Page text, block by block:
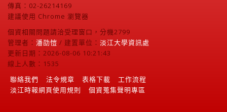
傳真：02-26214169
建議使用 Chrome 瀏覽器
個資相關問題請洽受理窗口，分機2799
管理者： 潘劭愷 / 建置單位： 淡江大學資訊處
更新日期：2026-08-06 10:21:43
線上人數：1535
聯絡我們
法令規章 表格下載
工作流程
淡江時報網頁使用規則
個資蒐集聲明專區